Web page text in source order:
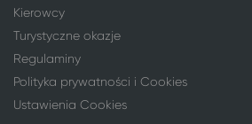
Wałbrzych
Warszawa
Wrocław
Kierowcy
Turystyczne okazje
Regulaminy
Polityka prywatności i Cookies
Ustawienia Cookies